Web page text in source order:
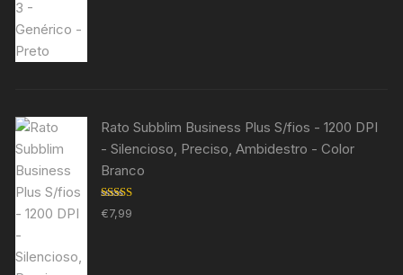
Rato Subblim Business Plus S/fios - 1200 DPI
- Silencioso, Preciso, Ambidestro - Color
Branco
Avaliação
5.00de 5
€7,99